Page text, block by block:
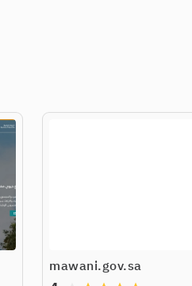
mawani.gov.sa